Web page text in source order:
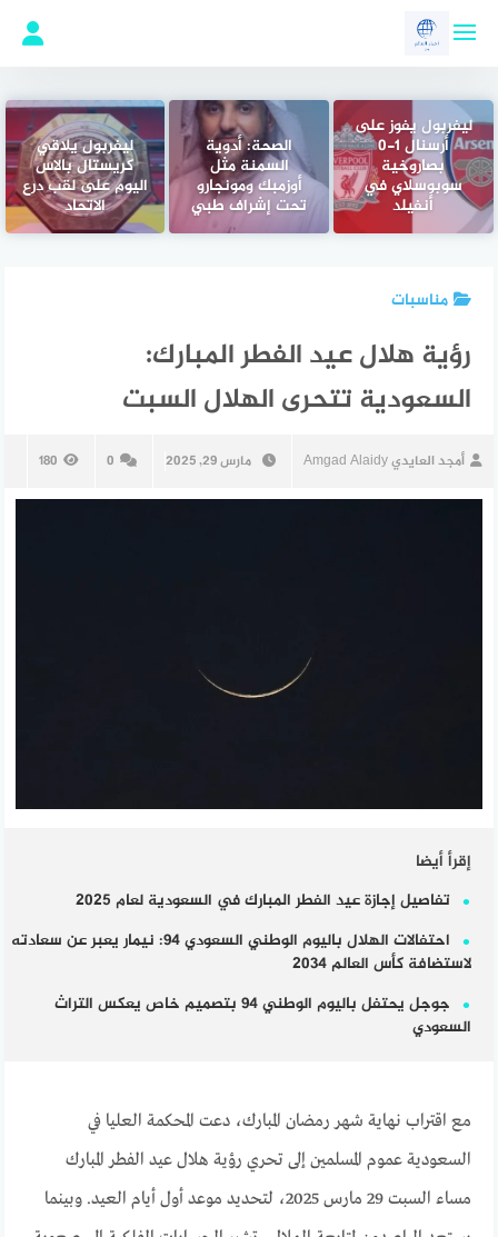
ليفربول يفوز على
أرسنال 1-0
بصاروخية
سوبوسلاي في
أنفيلد
الصحة: أدوية
السمنة مثل
أوزمبك ومونجارو
تحت إشراف طبي
ليفربول يلاقي
كريستال بالاس
اليوم على لقب درع
الاتحاد
مناسبات
رؤية هلال عيد الفطر المبارك:
السعودية تتحرى الهلال السبت
أمجد العايدي Amgad Alaidy مارس 29, 2025 0
180
إقرأ أيضا
تفاصيل إجازة عيد الفطر المبارك في السعودية لعام 2025
احتفالات الهلال باليوم الوطني السعودي 94: نيمار يعبر عن سعادته
لاستضافة كأس العالم 2034
جوجل يحتفل باليوم الوطني 94 بتصميم خاص يعكس التراث
السعودي
مع اقتراب نهاية شهر رمضان المبارك، دعت المحكمة العليا في
السعودية عموم المسلمين إلى تحري رؤية هلال عيد الفطر المبارك
مساء السبت 29 مارس 2025، لتحديد موعد أول أيام العيد. وبينما